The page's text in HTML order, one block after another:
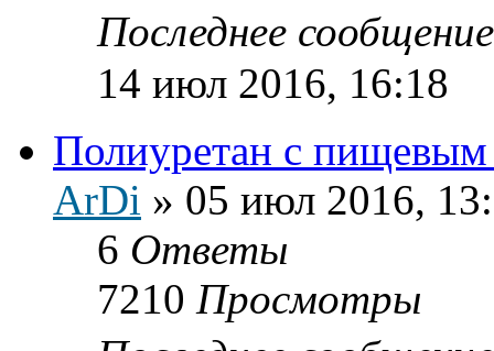
Последнее
14 июл 2016, 16:18
Полиуретан с
ArDi » 05 июл 2016,
6 Ответы
7210 Просмотры